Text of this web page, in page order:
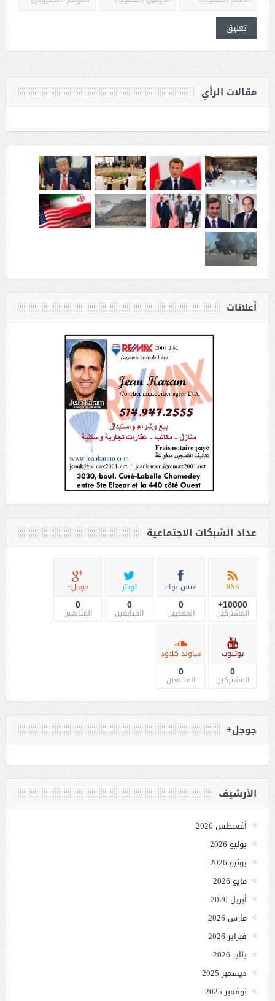
مقالات الرأي
أعلانات
عداد الشبكات الاجتماعية
RSS
10000+
المشتركين
فيس بوك
0
المعجبين
تويتر
0
المتابعين
جوجل+
0
المتابعين
يوتيوب
0
المشتركين
ساوند كلاود
0
المتابعين
جوجل+
الأرشيف
أغسطس 2026
يوليو 2026
يونيو 2026
مايو 2026
أبريل 2026
مارس 2026
فبراير 2026
يناير 2026
ديسمبر 2025
نوفمبر 2025